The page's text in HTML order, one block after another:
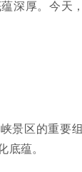
深厚。今天
景区的重要
蕴。